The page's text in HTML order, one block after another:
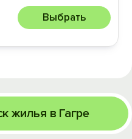
Выбрать
жилья в Гагре